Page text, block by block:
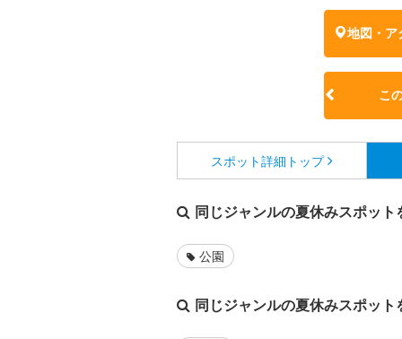
地図・ア
こ
スポット詳細 トップ
同じジャンルの夏休みスポット
公園
同じジャンルの夏休みスポット